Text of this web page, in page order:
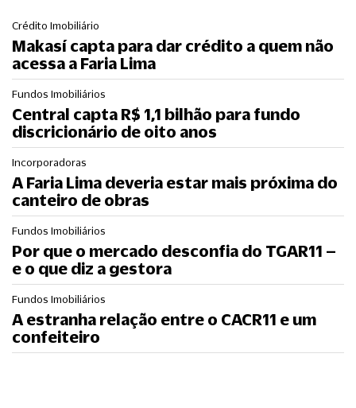
Crédito Imobiliário
Makasí capta para dar crédito a quem não
acessa a Faria Lima
Fundos Imobiliários
Central capta R$ 1,1 bilhão para fundo
discricionário de oito anos
Incorporadoras
A Faria Lima deveria estar mais próxima do
canteiro de obras
Fundos Imobiliários
Por que o mercado desconfia do TGAR11 –
e o que diz a gestora
Fundos Imobiliários
A estranha relação entre o CACR11 e um
confeiteiro